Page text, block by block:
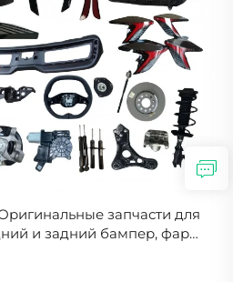
запчасти для
и задний бампер, фары,